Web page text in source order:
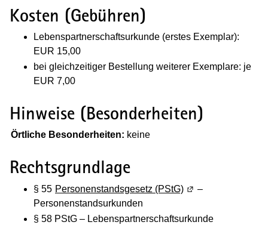
Kosten (Gebühren)
Lebenspartnerschaftsurkunde (erstes Exemplar):
EUR 15,00
bei gleichzeitiger Bestellung weiterer Exemplare: je
EUR 7,00
Hinweise (Besonderheiten)
(Wird in einem neuen Fenster geöffnet)
Örtliche Besonderheiten: keine
Rechtsgrundlage
§ 55 Personenstandsgesetz (PStG) (Wird in einem
–
Personenstandsurkunden
§ 58 PStG – Lebenspartnerschaftsurkunde